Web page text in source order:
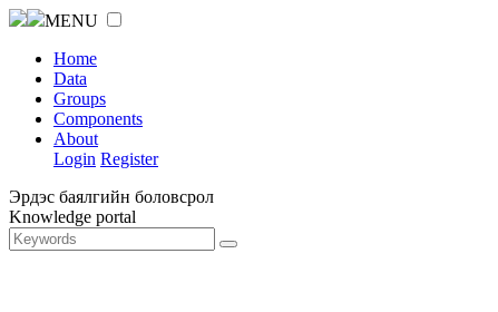
MENU
Home
Data
Groups
Components
About
Login Register
Эрдэс баялгийн боловсрол
Knowledge portal